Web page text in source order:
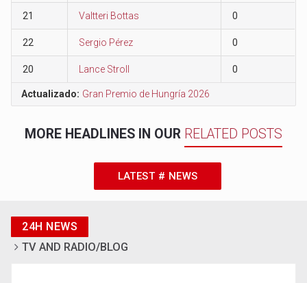
21 Valtteri Bottas 0
22 Sergio Pérez 0
20 Lance Stroll 0
Actualizado: Gran Premio de Hungría 2026
MORE HEADLINES IN OUR RELATED POSTS
LATEST # NEWS
24H NEWS
TV AND RADIO/BLOG